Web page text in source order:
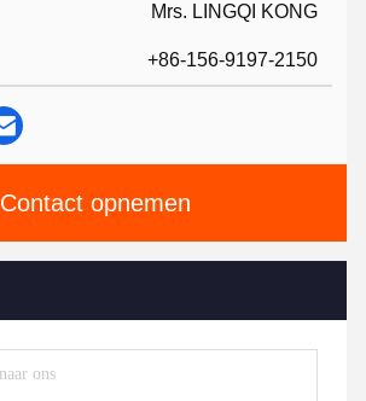
Mrs. LINGQI KONG
+86-156-9197-2150
Contact opnemen